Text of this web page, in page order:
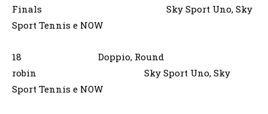
Finals Sky Sport Uno, Sky
Sport Tennis e NOW
18 Doppio, Round
robin Sky Sport Uno, Sky
Sport Tennis e NOW